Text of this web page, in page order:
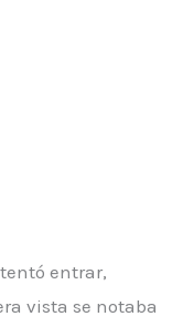
entrar,
vista se notaba